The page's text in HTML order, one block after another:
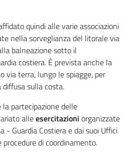
quindi alle varie associazioni
nella sorveglianza del litorale via
balneazione sotto il
costiera. È prevista anche la
via terra, lungo le spiagge, per
diffusa sulla costa.
la partecipazione delle
alleesercitazioni organizzate
- Guardia Costiera e dai suoi Uffici
di coordinamento.